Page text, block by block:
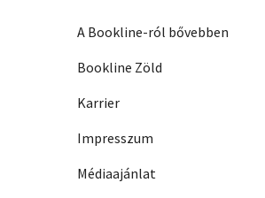
A Bookline-ról bővebben
Bookline Zöld
Karrier
Impresszum
Médiaajánlat